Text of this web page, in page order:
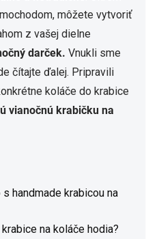
môžete vytvoriť
z vašej dielne
darček. Vnukli sme
čítajte ďalej. Pripravili
koláče do krabice
vianočnú krabičku na
handmade krabicou na
na koláče hodia?